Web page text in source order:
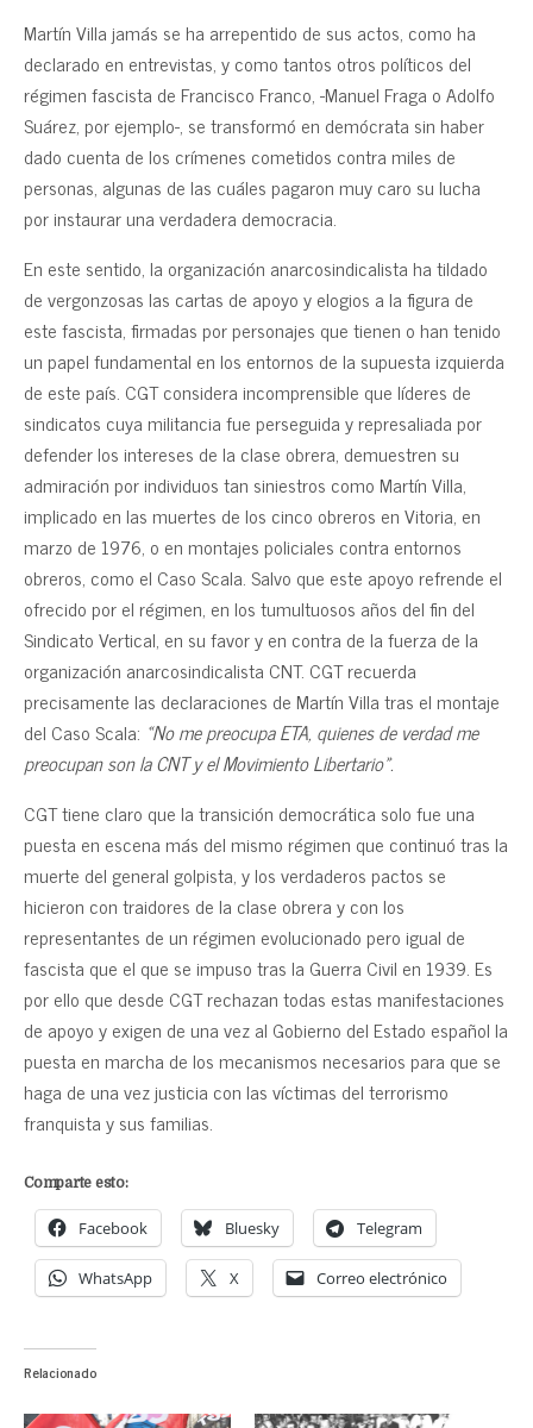
Martín Villa jamás se ha arrepentido de sus actos, como ha
declarado en entrevistas, y como tantos otros políticos del
régimen fascista de Francisco Franco, -Manuel Fraga o Adolfo
Suárez, por ejemplo-, se transformó en demócrata sin haber
dado cuenta de los crímenes cometidos contra miles de
personas, algunas de las cuáles pagaron muy caro su lucha
por instaurar una verdadera democracia.
En este sentido, la organización anarcosindicalista ha tildado
de vergonzosas las cartas de apoyo y elogios a la figura de
este fascista, firmadas por personajes que tienen o han tenido
un papel fundamental en los entornos de la supuesta izquierda
de este país. CGT considera incomprensible que líderes de
sindicatos cuya militancia fue perseguida y represaliada por
defender los intereses de la clase obrera, demuestren su
admiración por individuos tan siniestros como Martín Villa,
implicado en las muertes de los cinco obreros en Vitoria, en
marzo de 1976, o en montajes policiales contra entornos
obreros, como el Caso Scala. Salvo que este apoyo refrende el
ofrecido por el régimen, en los tumultuosos años del fin del
Sindicato Vertical, en su favor y en contra de la fuerza de la
organización anarcosindicalista CNT. CGT recuerda
precisamente las declaraciones de Martín Villa tras el montaje
del Caso Scala: «No me preocupa ETA, quienes de verdad me
preocupan son la CNT y el Movimiento Libertario».
CGT tiene claro que la transición democrática solo fue una
puesta en escena más del mismo régimen que continuó tras la
muerte del general golpista, y los verdaderos pactos se
hicieron con traidores de la clase obrera y con los
representantes de un régimen evolucionado pero igual de
fascista que el que se impuso tras la Guerra Civil en 1939. Es
por ello que desde CGT rechazan todas estas manifestaciones
de apoyo y exigen de una vez al Gobierno del Estado español la
puesta en marcha de los mecanismos necesarios para que se
haga de una vez justicia con las víctimas del terrorismo
franquista y sus familias.
Comparte esto:
Facebook Bluesky Telegram
WhatsApp X Correo electrónico
Relacionado